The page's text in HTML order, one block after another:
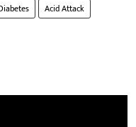
Acid Attack